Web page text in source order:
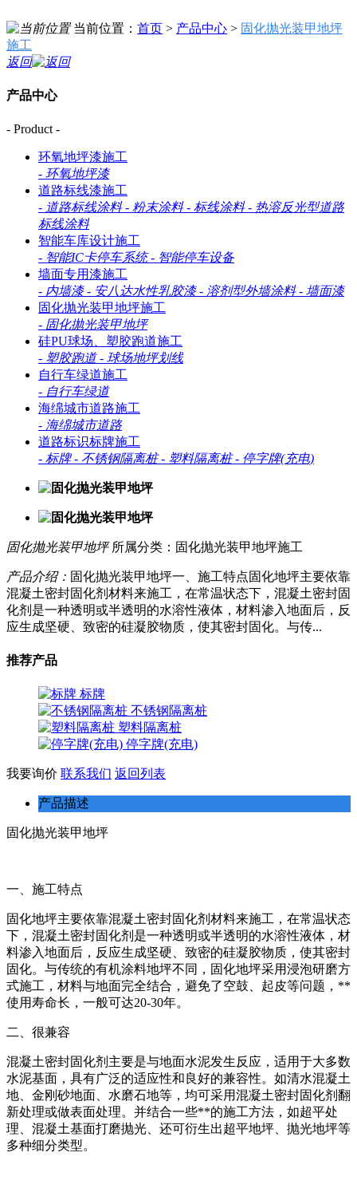
当前位置： 首页 > 产品中心 > 固化抛光装甲地坪
施工
返回
产品中心
- Product -
环氧地坪漆施工
- 环氧地坪漆
道路标线漆施工
- 道路标线涂料 - 粉末涂料 - 标线涂料 - 热溶反光型道路
标线涂料
智能车库设计施工
- 智能IC卡停车系统 - 智能停车设备
墙面专用漆施工
- 内墙漆 - 安八达水性乳胶漆 - 溶剂型外墙涂料 - 墙面漆
固化抛光装甲地坪施工
- 固化抛光装甲地坪
硅PU球场、塑胶跑道施工
- 塑胶跑道 - 球场地坪划线
自行车绿道施工
- 自行车绿道
海绵城市道路施工
- 海绵城市道路
道路标识标牌施工
- 标牌 - 不锈钢隔离桩 - 塑料隔离桩 - 停字牌(充电)
固化抛光装甲地坪 所属分类：固化抛光装甲地坪施工
产品介绍： 固化抛光装甲地坪一、施工特点固化地坪主要依靠
混凝土密封固化剂材料来施工，在常温状态下，混凝土密封固
化剂是一种透明或半透明的水溶性液体，材料渗入地面后，反
应生成坚硬、致密的硅凝胶物质，使其密封固化。与传...
推荐产品
标牌
不锈钢隔离桩
塑料隔离桩
停字牌(充电)
我要询价 联系我们 返回列表
产品描述
固化抛光装甲地坪
一、施工特点
固化地坪主要依靠混凝土密封固化剂材料来施工，在常温状态
下，混凝土密封固化剂是一种透明或半透明的水溶性液体，材
料渗入地面后，反应生成坚硬、致密的硅凝胶物质，使其密封
固化。与传统的有机涂料地坪不同，固化地坪采用浸泡研磨方
式施工，材料与地面完全结合，避免了空鼓、起皮等问题，**
使用寿命长，一般可达20-30年。
二、很兼容
混凝土密封固化剂主要是与地面水泥发生反应，适用于大多数
水泥基面，具有广泛的适应性和良好的兼容性。如清水混凝土
地、金刚砂地面、水磨石地等，均可采用混凝土密封固化剂翻
新处理或做表面处理。并结合一些**的施工方法，如超平处
理、混凝土基面打磨抛光、还可衍生出超平地坪、抛光地坪等
多种细分类型。